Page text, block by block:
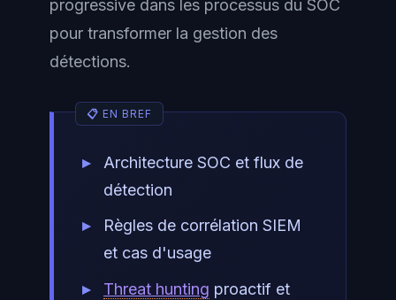
progressive dans les processus du SOC
pour transformer la gestion des
détections.
Architecture SOC et flux de
détection
Règles de corrélation SIEM
et cas d'usage
Threat hunting proactif et